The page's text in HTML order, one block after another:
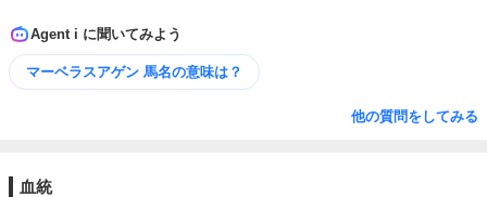
Agent i に聞いてみよう
マーベラスアゲン 馬名の意味は？
他の質問をしてみる
血統